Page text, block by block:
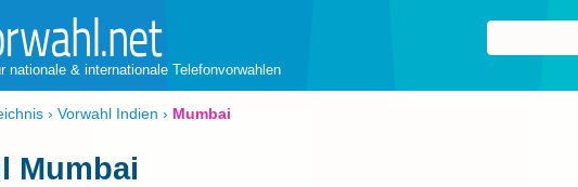
nationale & internationale Telefonvorwahlen
› Vorwahl Indien › Mumbai
Mumbai